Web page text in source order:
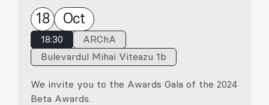
18 Oct
18:30
ARChA
Bulevardul Mihai Viteazu 1b
We invite you to the Awards Gala of the 2024
Beta Awards.